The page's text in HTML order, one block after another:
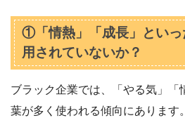
①「情熱」「成長」といっ
用されていないか？
ブラック企業では、「やる気」「
葉が多く使われる傾向にあります。